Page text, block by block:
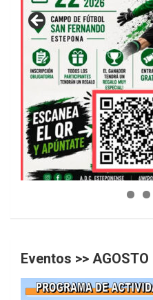
GUIA DE INSTALACIONES
Eventos >> AGOSTO